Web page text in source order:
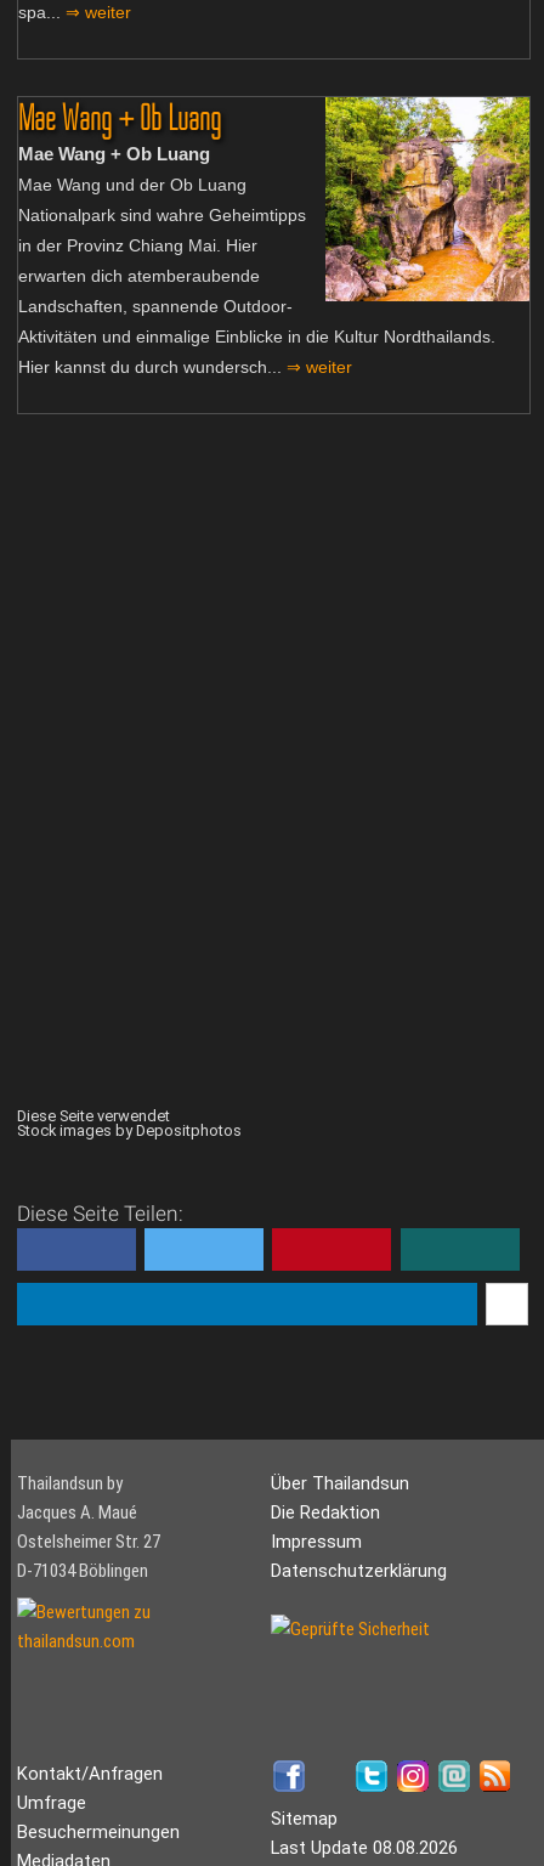
spa... ⇒ weiter
Mae Wang + Ob Luang
Mae Wang + Ob Luang
Mae Wang und der Ob Luang
Nationalpark sind wahre Geheimtipps
in der Provinz Chiang Mai. Hier
erwarten dich atemberaubende
Landschaften, spannende Outdoor-
Aktivitäten und einmalige Einblicke in die Kultur Nordthailands.
Hier kannst du durch wundersch... ⇒ weiter
Diese Seite verwendet
Stock images by Depositphotos
Diese Seite Teilen:
Thailandsun by
Jacques A. Maué
Ostelsheimer Str. 27
D-71034 Böblingen
Über Thailandsun
Die Redaktion
Impressum
Datenschutzerklärung
Kontakt/Anfragen
Umfrage
Besuchermeinungen
Mediadaten
Sitemap
Last Update 08.08.2026